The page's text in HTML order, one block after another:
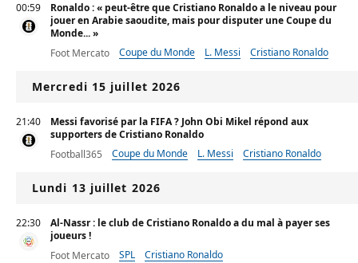
00:59
Ronaldo : « peut-être que Cristiano Ronaldo a le niveau pour
jouer en Arabie saoudite, mais pour disputer une Coupe du
Monde... »
Foot Mercato
Coupe du Monde L. Messi Cristiano Ronaldo
Mercredi 15 juillet 2026
21:40
Messi favorisé par la FIFA ? John Obi Mikel répond aux
supporters de Cristiano Ronaldo
Football365
Coupe du Monde L. Messi Cristiano Ronaldo
Lundi 13 juillet 2026
22:30
Al-Nassr : le club de Cristiano Ronaldo a du mal à payer ses
joueurs !
Foot Mercato
SPL Cristiano Ronaldo